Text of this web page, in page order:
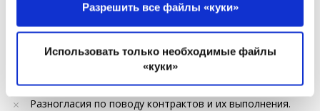
некоторым функциям нашего веб-сайта будет для вас
ограничен. Дополнительные сведения см. в разделе
Политика конфиденциальности»
Разрешить все файлы «куки»
Использовать только необходимые файлы
«куки»
мошенничества и предотвратить риски трудно.
Обработка заявлений занимает много времени и
требует больших затрат.
Плохая координация между различными
заинтересованными сторонами.
Разногласия по поводу контрактов и их выполнения.